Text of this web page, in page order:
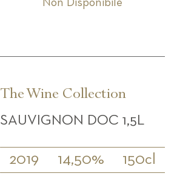
Non Disponibile
The Wine Collection
SAUVIGNON DOC 1,5L
2019 14,50% 150cl